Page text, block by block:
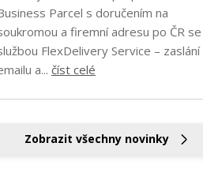
Parcel s doručením na
a firemní adresu po ČR se
FlexDelivery Service – zaslání
a... číst celé
Zobrazit všechny novinky